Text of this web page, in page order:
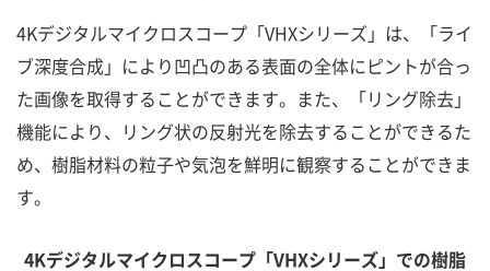
4Kデジタルマイクロスコープ「VHXシリーズ」は、「ライ
ブ深度合成」により凹凸のある表面の全体にピントが合っ
た画像を取得することができます。また、「リング除去」
機能により、リング状の反射光を除去することができるた
め、樹脂材料の粒子や気泡を鮮明に観察することができま
す。
4Kデジタルマイクロスコープ「VHXシリーズ」での樹脂